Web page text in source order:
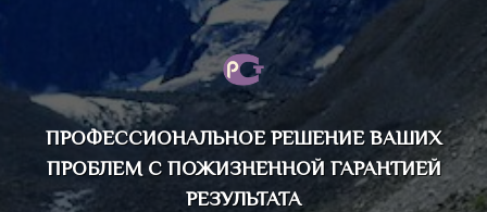
ПРОФЕССИОНАЛЬНОЕ РЕШЕНИЕ ВАШИХ
ПРОБЛЕМ С ПОЖИЗНЕННОЙ ГАРАНТИЕЙ
РЕЗУЛЬТАТА